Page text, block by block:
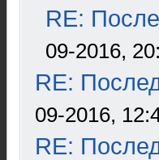
RE:
09-2016,
RE:
09-2016,
RE: